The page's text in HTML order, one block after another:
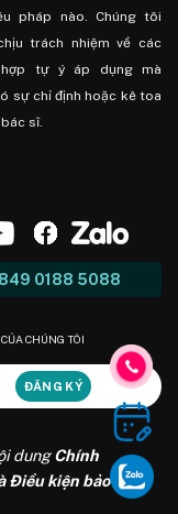
pháp nào. Chúng tôi
trách nhiệm về các
tự ý áp dụng mà
sự chỉ định hoặc kê toa
sĩ.
0188 5088
CHÚNG TÔI
dungChính
Điều kiện bảo